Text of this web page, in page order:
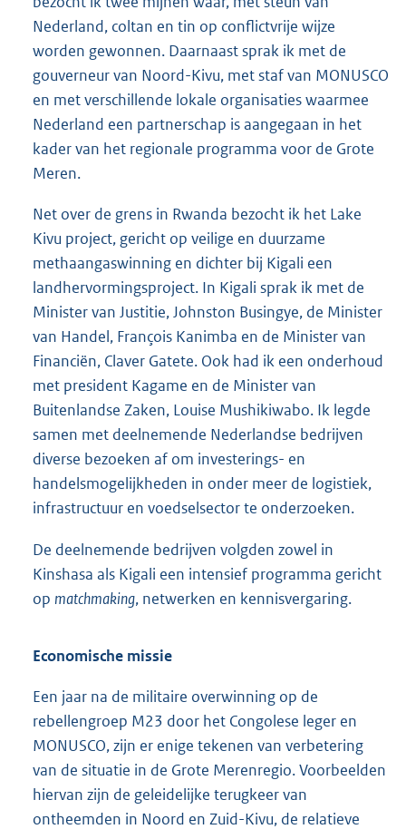
Nederland, coltan en tin op conflictvrije wijze
worden gewonnen. Daarnaast sprak ik met de
gouverneur van Noord-Kivu, met staf van MONUSCO
en met verschillende lokale organisaties waarmee
Nederland een partnerschap is aangegaan in het
kader van het regionale programma voor de Grote
Meren.
Net over de grens in Rwanda bezocht ik het Lake
Kivu project, gericht op veilige en duurzame
methaangaswinning en dichter bij Kigali een
landhervormingsproject. In Kigali sprak ik met de
Minister van Justitie, Johnston Busingye, de Minister
van Handel, François Kanimba en de Minister van
Financiën, Claver Gatete. Ook had ik een onderhoud
met president Kagame en de Minister van
Buitenlandse Zaken, Louise Mushikiwabo. Ik legde
samen met deelnemende Nederlandse bedrijven
diverse bezoeken af om investerings- en
handelsmogelijkheden in onder meer de logistiek,
infrastructuur en voedselsector te onderzoeken.
De deelnemende bedrijven volgden zowel in
Kinshasa als Kigali een intensief programma gericht
op matchmaking, netwerken en kennisvergaring.
Economische missie
Een jaar na de militaire overwinning op de
rebellengroep M23 door het Congolese leger en
MONUSCO, zijn er enige tekenen van verbetering
van de situatie in de Grote Merenregio. Voorbeelden
hiervan zijn de geleidelijke terugkeer van
ontheemden in Noord en Zuid-Kivu, de relatieve